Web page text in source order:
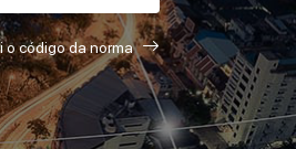
o código da norma